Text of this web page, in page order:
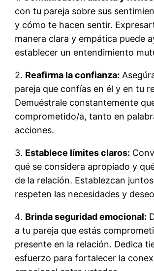
con tu pareja sobre sus
y cómo te hacen sentir.
manera clara y empática puede
establecer un entendimiento
2. Reafirma la confianza:
pareja que confías en él y en tu
Demuéstrale constantemente
comprometido/a, tanto en
acciones.
3. Establece límites claros:
qué se considera apropiado y
de la relación. Establezcan
respeten las necesidades y
4. Brinda seguridad emocional:
a tu pareja que estás
presente en la relación. Dedica
esfuerzo para fortalecer la